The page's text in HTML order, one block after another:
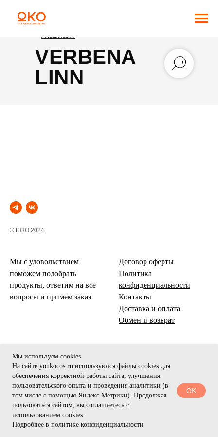
Мы используем cookies
На сайте youkocos.ru используются файлы cookies для
обеспечения корректной работы сайта, улучшения
пользовательского опыта и проведения аналитики (в
том числе с помощью Яндекс.Метрики). Продолжая
пользоваться сайтом, вы соглашаетесь с
использованием cookies.
Подробнее в политике конфиденциальности
OK
VERBENA
LINN
© ЮКО 2024
Мы с удовольствием
поможем подобрать
продукты, ответим на все
вопросы и примем заказ
Договор оферты
Политика
конфиденциальности
Контакты
Доставка и оплата
Обмен и возврат